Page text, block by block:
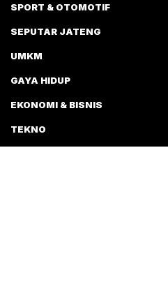
SPORT & OTOMOTIF
SEPUTAR JATENG
UMKM
GAYA HIDUP
EKONOMI & BISNIS
TEKNO